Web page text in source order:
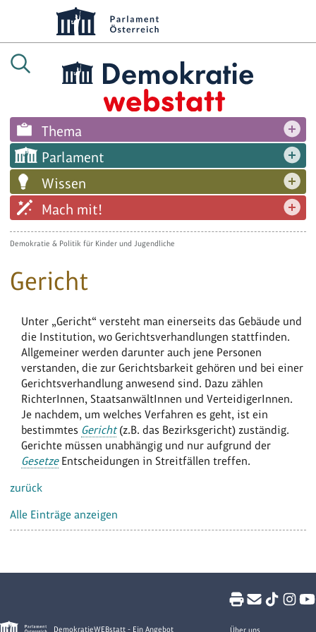
Thema
Parlament
Wissen
Mach mit!
Demokratie & Politik für Kinder und Jugendliche
Gericht
Unter „Gericht“ versteht man einerseits das Gebäude und
die Institution, wo Gerichtsverhandlungen stattfinden.
Allgemeiner werden darunter auch jene Personen
verstanden, die zur Gerichtsbarkeit gehören und bei einer
Gerichtsverhandlung anwesend sind. Dazu zählen
RichterInnen, StaatsanwältInnen und VerteidigerInnen.
Je nachdem, um welches Verfahren es geht, ist ein
bestimmtes Gericht(z.B. das Bezirksgericht) zuständig.
Gerichte müssen unabhängig und nur aufgrund der
GesetzeEntscheidungen in Streitfällen treffen.
zurück
Alle Einträge anzeigen
DemokratieWEBstatt - Ein Angebot Über uns